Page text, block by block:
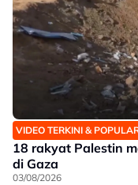
VIDEO TERKINI &
18 rakyat Palestin
di Gaza
03/08/2026